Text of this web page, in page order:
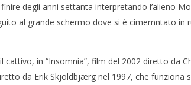
degli anni settanta interpretando l’alieno
al grande schermo dove si è cimemntato in
cattivo, in “Insomnia”, film del 2002 diretto da
da Erik Skjoldbjærg nel 1997, che funziona